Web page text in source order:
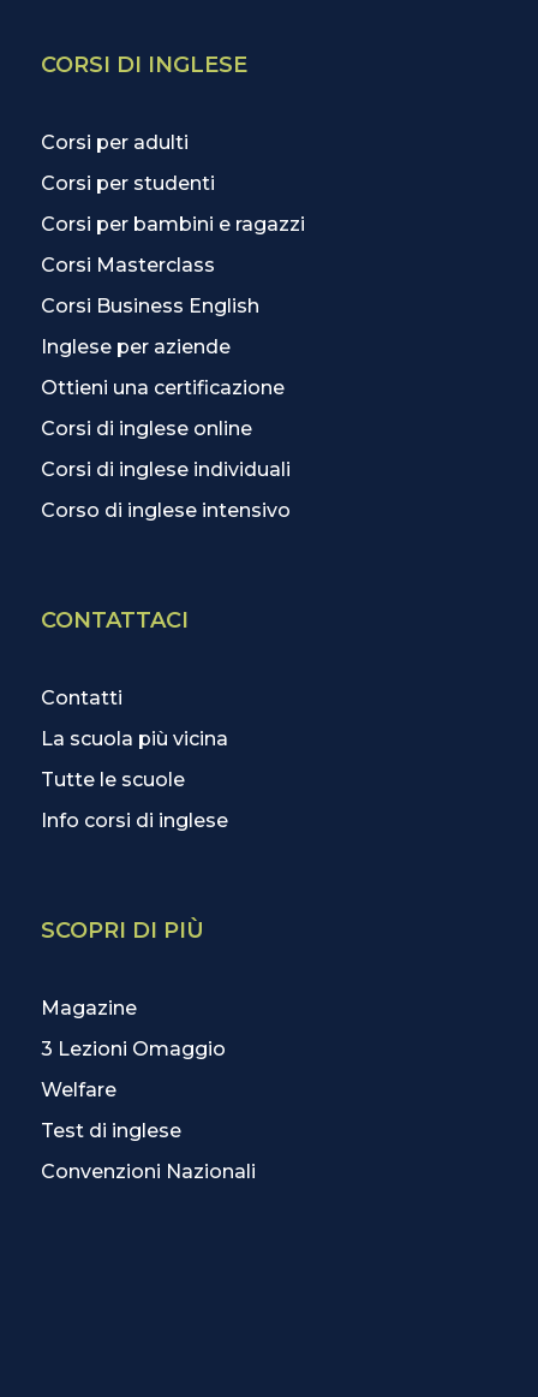
CORSI DI INGLESE
Corsi per adulti
Corsi per studenti
Corsi per bambini e ragazzi
Corsi Masterclass
Corsi Business English
Inglese per aziende
Ottieni una certificazione
Corsi di inglese online
Corsi di inglese individuali
Corso di inglese intensivo
CONTATTACI
Contatti
La scuola più vicina
Tutte le scuole
Info corsi di inglese
SCOPRI DI PIÙ
Magazine
3 Lezioni Omaggio
Welfare
Test di inglese
Convenzioni Nazionali